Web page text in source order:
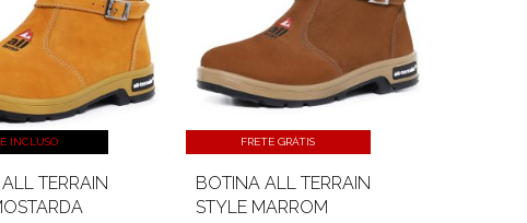
INCLUSO
TERRAIN
FRETE GRÁTIS
BOTINA ALL TERRAIN
STYLE MARROM